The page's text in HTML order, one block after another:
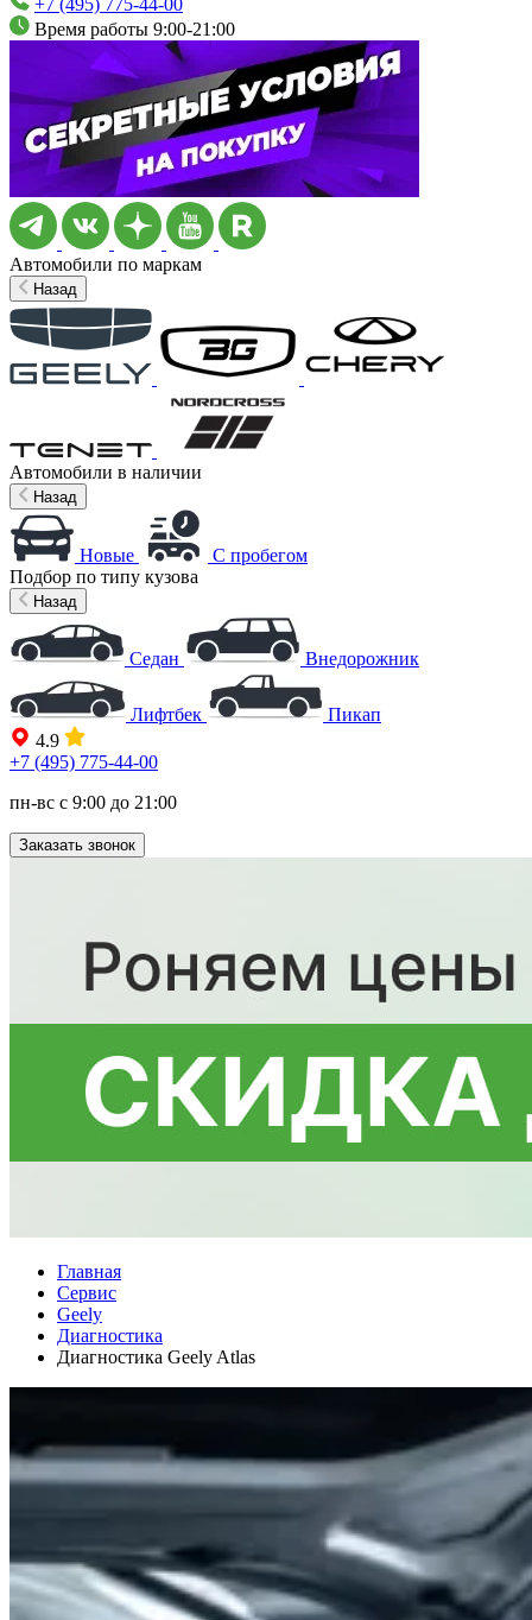
+7 (495) 775-44-00
Время работы 9:00-21:00
Автомобили по маркам
Назад
Автомобили в наличии
Назад
Новые
С пробегом
Подбор по типу кузова
Назад
Седан Внедорожник
Лифтбек
Пикап
4.9
+7 (495) 775-44-00
пн-вс с 9:00 до 21:00
Заказать звонок
Главная
Сервис
Geely
Диaгностика
Диагностика Geely Atlas